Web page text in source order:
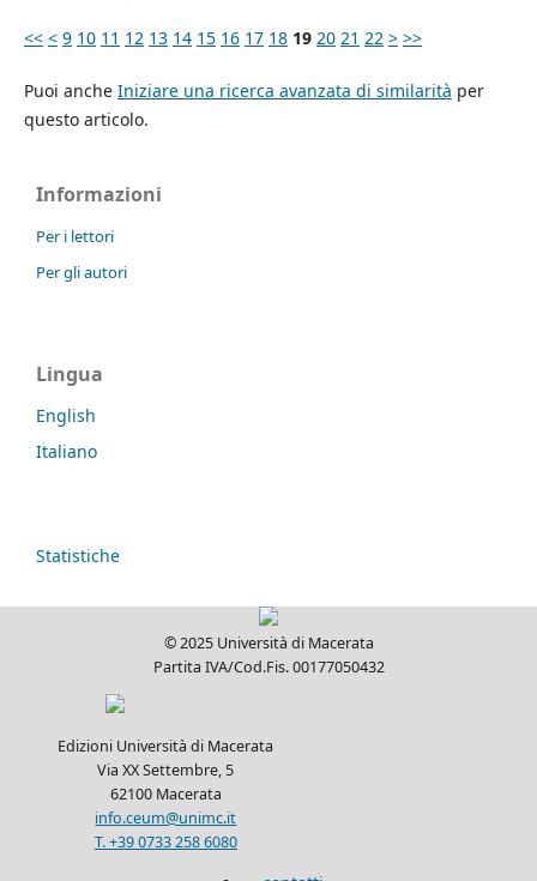
<< < 9 10 11 12 13 14 15 16 17 18 19 20 21 22 > >>
Puoi anche Iniziare una ricerca avanzata di similarità per
questo articolo.
Informazioni
Per i lettori
Per gli autori
Lingua
English
Italiano
Statistiche
© 2025 Università di Macerata
Partita IVA/Cod.Fis. 00177050432
Edizioni Università di Macerata
Via XX Settembre, 5
62100 Macerata
info.ceum@unimc.it
T. +39 0733 258 6080